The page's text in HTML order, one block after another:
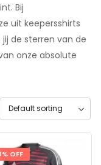
Bij
uit keepersshirts
jij de sterren van de
onze absolute
OFF